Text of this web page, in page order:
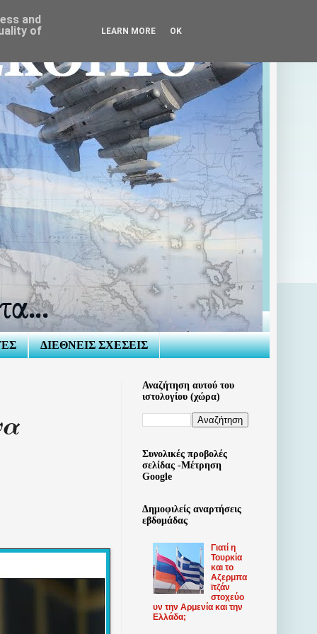
ΔΙΕΘΝΕΙΣ ΣΧΕΣΕΙΣ
Αναζήτηση αυτού του
ιστολογίου (χώρα)
Συνολικές προβολές
σελίδας -Μέτρηση
Google
Δημοφιλείς αναρτήσεις
εβδομάδας
Γιατί η
Τουρκία
και το
Αζερμπα
ϊτζάν
στοχεύο
υν την Αρμενία και την
Ελλάδα;
and
of
LEARN MORE OK